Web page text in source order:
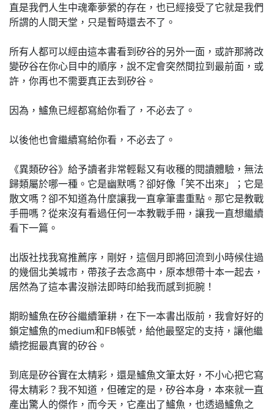
直是我們人生中魂牽夢縈的存在，也已經接受了它就是我們
所謂的人間天堂，只是暫時還去不了。
所有人都可以經由這本書看到矽谷的另外一面，或許那將改
變矽谷在你心目中的順序，說不定會突然間拉到最前面，或
許，你再也不需要真正去到矽谷。
因為，鱸魚已經都寫給你看了，不必去了。
以後他也會繼續寫給你看，不必去了。
《異類矽谷》給予讀者非常輕鬆又有收穫的閱讀體驗，無法
歸類屬於哪一種。它是幽默嗎？卻好像「笑不出來」；它是
散文嗎？卻不知道為什麼讓我一直拿筆畫重點。那它是教戰
手冊嗎？從來沒有看過任何一本教戰手冊，讓我一直想繼續
看下一篇。
出版社找我寫推薦序，剛好，這個月即將回流到小時候住過
的幾個北美城市，帶孩子去念高中，原本想帶十本一起去，
居然為了這本書沒辦法即時印給我而感到扼腕！
期盼鱸魚在矽谷繼續筆耕，在下一本書出版前，我會好好的
鎖定鱸魚的medium和FB帳號，給他最堅定的支持，讓他繼
續挖掘最真實的矽谷。
到底是矽谷實在太精彩，還是鱸魚文筆太好，不小心把它寫
得太精彩？我不知道，但確定的是，矽谷本身，本來就一直
產出驚人的傑作，而今天，它產出了鱸魚，也透過鱸魚之